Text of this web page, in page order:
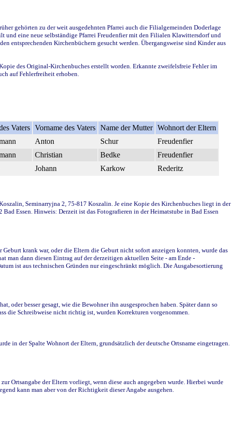
gehörten zu der weit ausgedehnten Pfarrei auch die Filialgemeinden Doderlage
und eine neue selbständige Pfarrei Freudenfier mit den Filialen Klawittersdorf und
entsprechenden Kirchenbüchern gesucht werden. Übergangsweise sind Kinder aus
des Original-Kirchenbuches erstellt worden. Erkannte zweifelsfreie Fehler im
auf Fehlerfreiheit erhoben.
Vaters Vorname des Vaters Name der Mutter Wohnort der Eltern
Anton Schur
Freudenfier
Christian Bedke
Freudenfier
Johann Karkow Rederitz
Seminarryjna 2, 75-817 Koszalin. Je eine Kopie des Kirchenbuches liegt in der
Essen. Hinweis: Derzeit ist das Fotografieren in der Heimatstube in Bad Essen
krank war, oder die Eltern die Geburt nicht sofort anzeigen konnten, wurde das
man dann diesen Eintrag auf der derzeitigen aktuellen Seite - am Ende -
ist aus technischen Gründen nur eingeschränkt möglich. Die Ausgabesortierung
oder besser gesagt, wie die Bewohner ihn ausgesprochen haben. Später dann so
die Schreibweise nicht richtig ist, wurden Korrekturen vorgenommen.
in der Spalte Wohnort der Eltern, grundsätzlich der deutsche Ortsname eingetragen.
Ortsangabe der Eltern vorliegt, wenn diese auch angegeben wurde. Hierbei wurde
kann man aber von der Richtigkeit dieser Angabe ausgehen.